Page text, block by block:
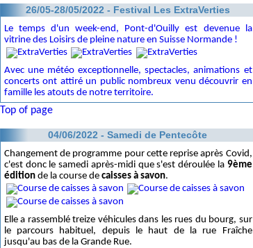
26/05-28/05/2022 - Festival Les ExtraVerties
Le temps d'un week-end, Pont-d'Ouilly est devenue la
vitrine des Loisirs de pleine nature en Suisse Normande !
Avec une météo exceptionnelle, spectacles, animations et
concerts ont attiré un public nombreux venu découvrir en
famille les atouts de notre territoire.
Top of page
04/06/2022 - Samedi de Pentecôte
Changement de programme pour cette reprise après Covid,
c'est donc le samedi après-midi que s'est déroulée la 9ème
éditionde la course de caisses à savon.
Elle a rassemblé treize véhicules dans les rues du bourg, sur
le parcours habituel, depuis le haut de la rue Fraîche
jusqu'au bas de la Grande Rue.